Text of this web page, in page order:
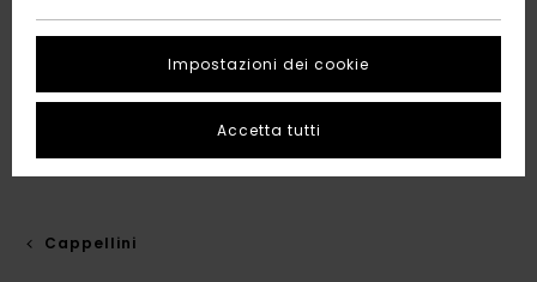
Cappellini
Impostazioni dei cookie
Accetta tutti